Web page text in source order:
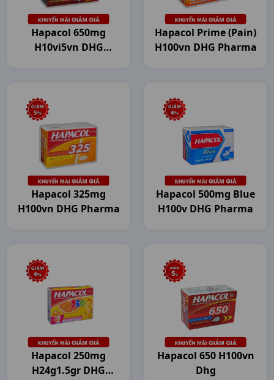
Hapacol 650mg
H10vi5vn DHG
Hapacol Prime (Pain)
H100vn DHG Pharma
Hapacol 325mg
H100vn DHG Pharma
Hapacol 500mg Blue
H100v DHG Pharma
Hapacol 250mg
H24g1.5gr DHG
Hapacol 650 H100vn
Dhg